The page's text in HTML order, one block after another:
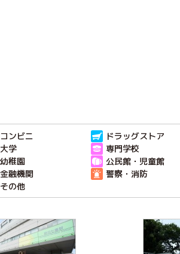
コンビニ ドラッグストア
大学 専門学校
幼稚園 公民館・児童館
金融機関 警察・消防
その他